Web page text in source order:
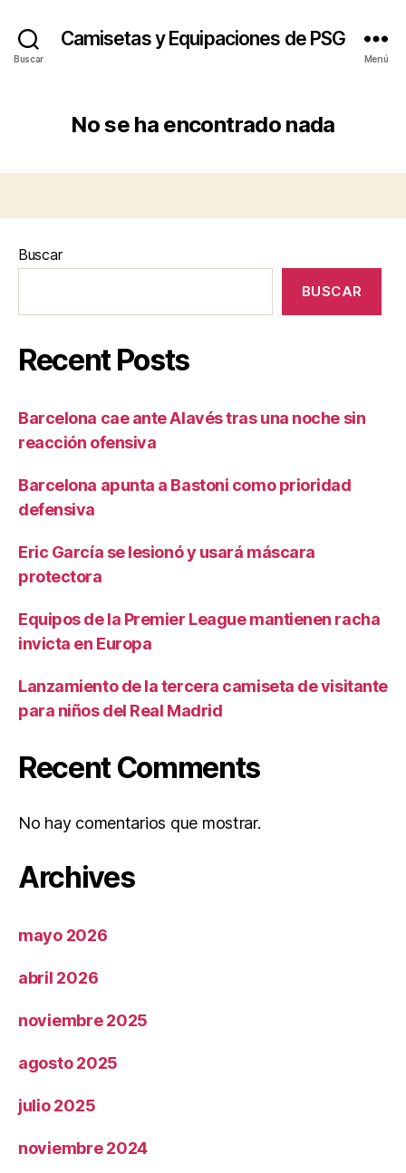
Buscar
Camisetas y Equipaciones de PSG
Menú
No se ha encontrado nada
Buscar
BUSCAR
Recent Posts
Barcelona cae ante Alavés tras una noche sin
reacción ofensiva
Barcelona apunta a Bastoni como prioridad
defensiva
Eric García se lesionó y usará máscara
protectora
Equipos de la Premier League mantienen racha
invicta en Europa
Lanzamiento de la tercera camiseta de visitante
para niños del Real Madrid
Recent Comments
No hay comentarios que mostrar.
Archives
mayo 2026
abril 2026
noviembre 2025
agosto 2025
julio 2025
noviembre 2024